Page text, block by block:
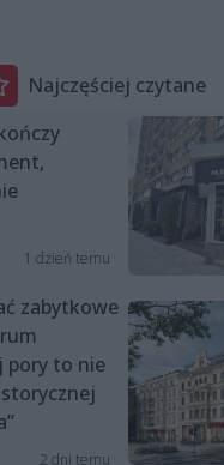
Najczęściej czytane
1 dzień temu
zabytkowe
pory to nie
2 dni temu